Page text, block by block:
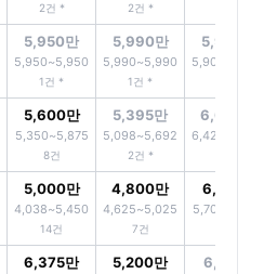
2건 * 2건 *
5,950만
5,950~5,950
1건 *
5,990만
5,990~5,990
1건 *
5,900만
5,900~5,900
5,600만
5,350~5,875
8건
5,395만
5,098~5,692
2건 *
6,600만
6,425~6,600
5,000만
4,038~5,450
14건
4,800만
4,625~5,025
7건
6,100만
5,700~6,500
6,375만 5,200만 6,150만